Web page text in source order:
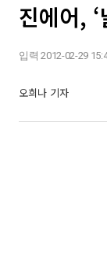
진에어,
입력 2012-02-29
오희나 기자